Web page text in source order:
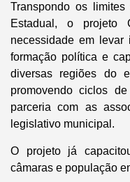
Transpondo os
Estadual, o projeto
necessidade em levar
formação política e
diversas regiões do
promovendo ciclos
parceria com as
legislativo municipal.
O projeto já
câmaras e população